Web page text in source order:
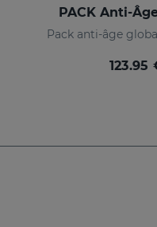
PACK Anti-
Pack anti-âge
123.95